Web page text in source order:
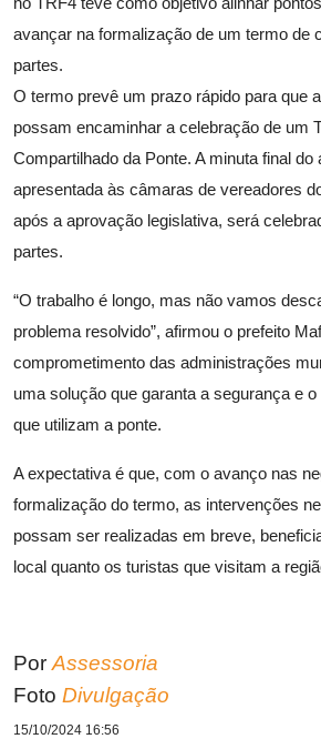
avançar na formalização de um termo de
partes.
O termo prevê um prazo rápido para que
possam encaminhar a celebração de um
Compartilhado da Ponte. A minuta final do
apresentada às câmaras de vereadores
após a aprovação legislativa, será
partes.
“O trabalho é longo, mas não vamos
problema resolvido”, afirmou o prefeito
comprometimento das administrações
uma solução que garanta a segurança e
que utilizam a ponte.
A expectativa é que, com o avanço nas
formalização do termo, as intervenções
possam ser realizadas em breve,
local quanto os turistas que visitam a
Por Assessoria
Foto Divulgação
15/10/2024 16:56